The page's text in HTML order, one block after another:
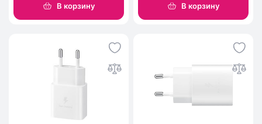
В корзину В корзину